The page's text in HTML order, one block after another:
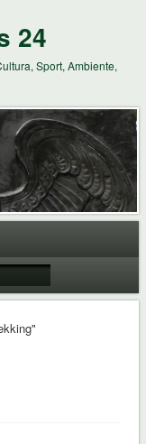
24
Sport, Ambiente,